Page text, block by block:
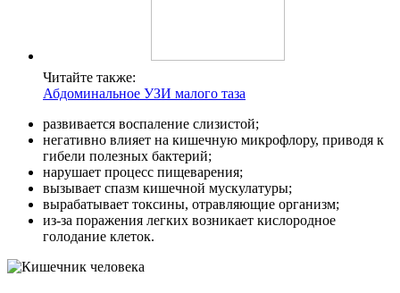
Читайте также:
Абдоминальное УЗИ малого таза
развивается воспаление слизистой;
негативно влияет на кишечную микрофлору, приводя к
гибели полезных бактерий;
нарушает процесс пищеварения;
вызывает спазм кишечной мускулатуры;
вырабатывает токсины, отравляющие организм;
из-за поражения легких возникает кислородное
голодание клеток.